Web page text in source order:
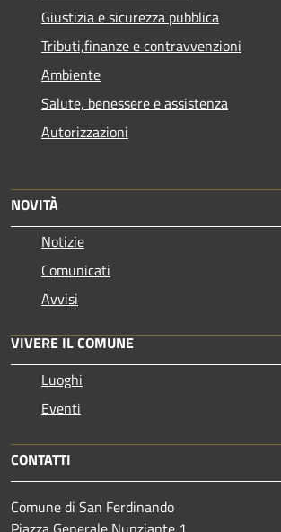
Giustizia e sicurezza pubblica
Tributi,finanze e contravvenzioni
Ambiente
Salute, benessere e assistenza
Autorizzazioni
NOVITÀ
Notizie
Comunicati
Avvisi
VIVERE IL COMUNE
Luoghi
Eventi
CONTATTI
Comune di San Ferdinando